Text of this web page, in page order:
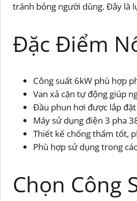
tránh bỏng người dùng. Đây là
Đặc Điểm
Công suất 6kW phù hợp
Van xả cặn tự động giúp
Đầu phun hơi được lắp
Máy sử dụng điện 3 pha
Thiết kế chống thấm tốt,
Phù hợp sử dụng trong
Chọn Công